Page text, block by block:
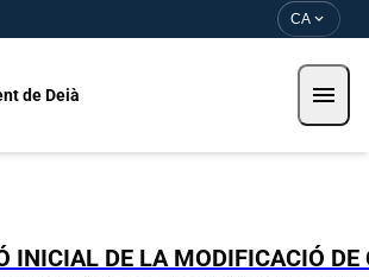
CA expand_more
de Deià menu
INICIAL DE LA MODIFICACIÓ